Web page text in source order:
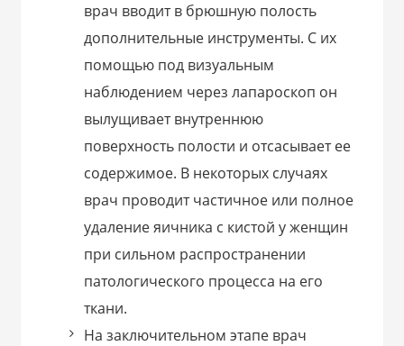
врач вводит в брюшную полость
дополнительные инструменты. С их
помощью под визуальным
наблюдением через лапароскоп он
вылущивает внутреннюю
поверхность полости и отсасывает ее
содержимое. В некоторых случаях
врач проводит частичное или полное
удаление яичника с кистой у женщин
при сильном распространении
патологического процесса на его
ткани.
На заключительном этапе врач